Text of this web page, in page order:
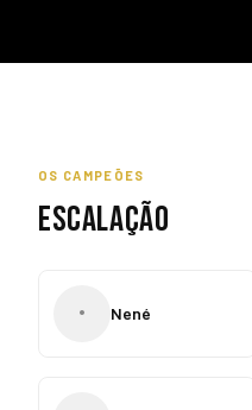
OS CAMPEÕES
ESCALAÇÃO
• Nené